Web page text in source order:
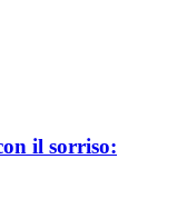
il sorriso: